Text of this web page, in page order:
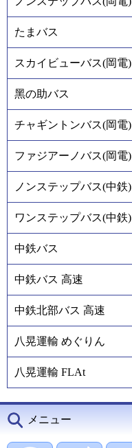
たまバス
スカイビューバス(岡電)
黑の助バス
チャギントンバス(岡電)
ファジアーノバス(岡電)
ノンステップバス(中鉄)
ワンステップバス(中鉄)
中鉄バス
中鉄バス 高速
中鉄北部バス 高速
八晃運輸 めぐりん
八晃運輸 FLAt
メニュー